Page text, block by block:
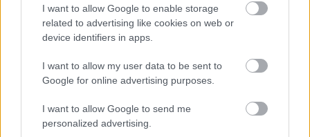
I want to allow Google to enable storage
related to advertising like cookies on web or
device identifiers in apps.
I want to allow my user data to be sent to
Google for online advertising purposes.
I want to allow Google to send me
personalized advertising.
Έχετε εισιτήριο και δεν γνωρίζετε τη νέα
ημερομηνία του ταξιδιού σας:
Εάν το εισιτήριό σας εκδόθηκε πριν ή στις 12
ένα έτος. Σε αυτή την περίπτωση, δε χρειάζεται να